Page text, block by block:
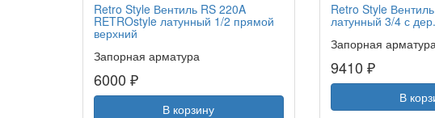
Retro Style Вентиль RS 220A
RETROstyle латунный 1/2 прямой
верхний
Запорная арматура
6000 ₽
В корзину
Retro Style
латунный 3/4 с
Запорная
9410 ₽
В